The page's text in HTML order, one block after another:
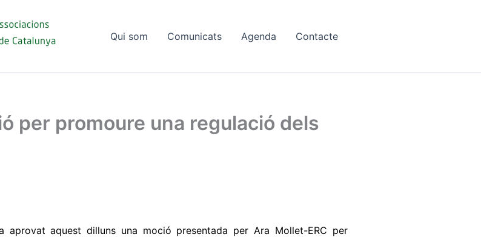
Qui som Comunicats Agenda Contacte
per promoure una regulació dels
aprovat aquest dilluns una moció presentada per Ara Mollet-ERC per